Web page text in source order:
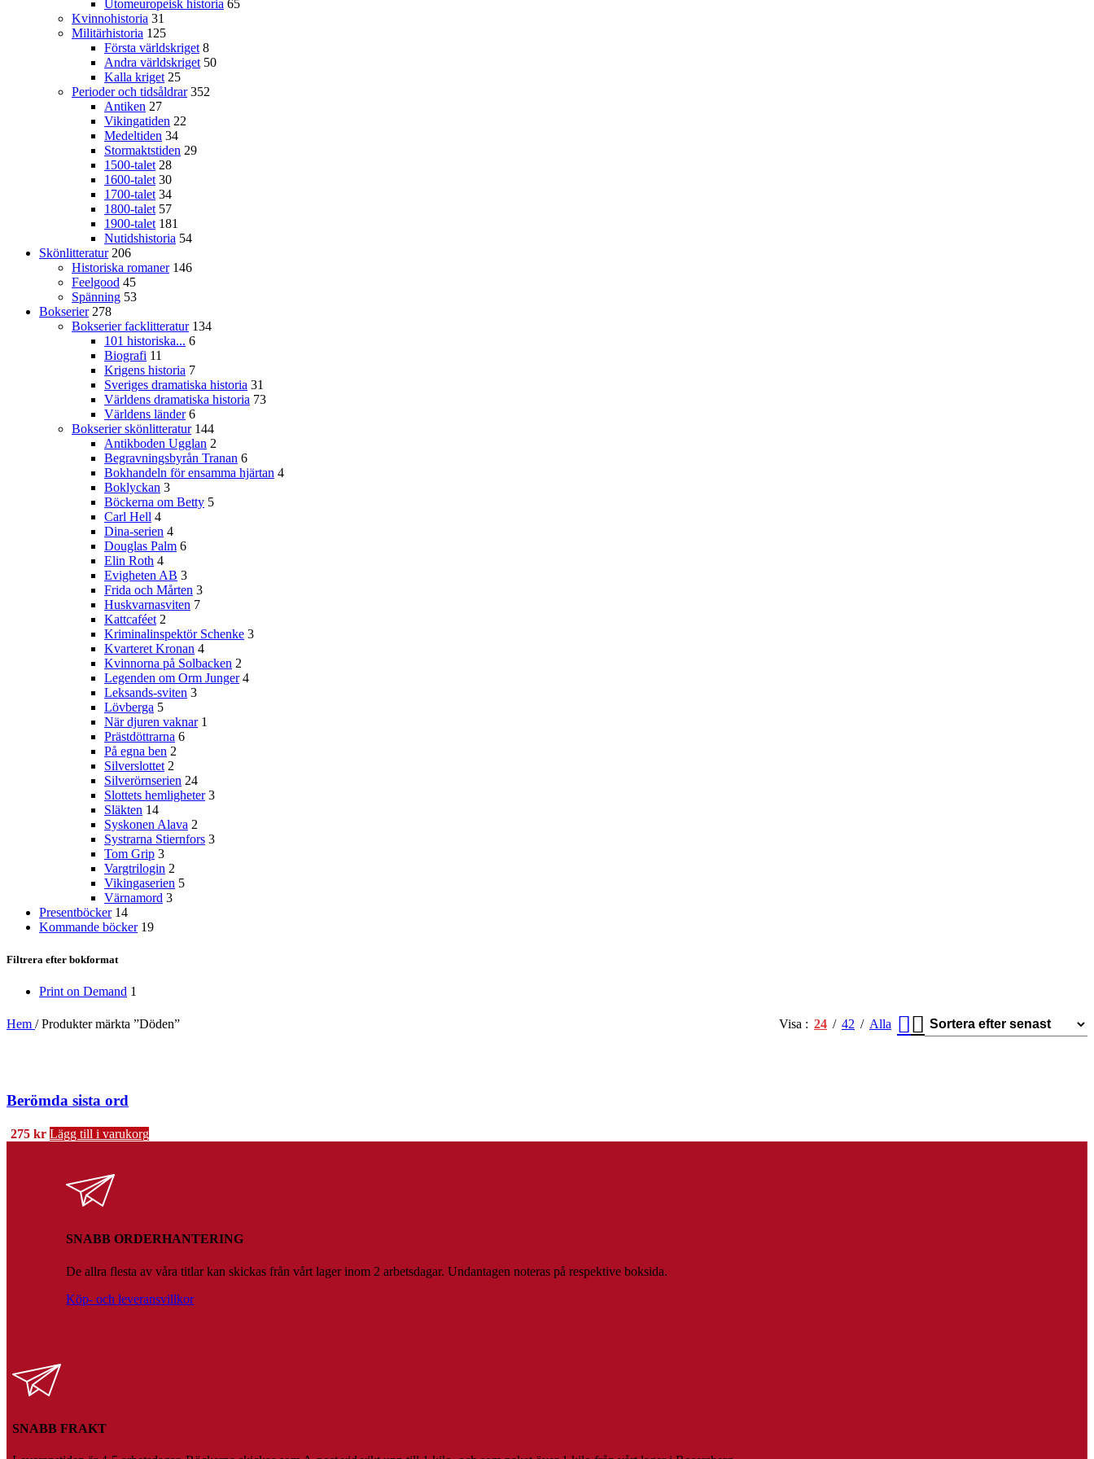
Utomeuropeisk historia 65
Kvinnohistoria 31
Militärhistoria 125
Första världskriget 8
Andra världskriget 50
Kalla kriget 25
Perioder och tidsåldrar 352
Antiken 27
Vikingatiden 22
Medeltiden 34
Stormaktstiden 29
1500-talet 28
1600-talet 30
1700-talet 34
1800-talet 57
1900-talet 181
Nutidshistoria 54
Skönlitteratur 206
Historiska romaner 146
Feelgood 45
Spänning 53
Bokserier 278
Bokserier facklitteratur 134
101 historiska... 6
Biografi 11
Krigens historia 7
Sveriges dramatiska historia 31
Världens dramatiska historia 73
Världens länder 6
Bokserier skönlitteratur 144
Antikboden Ugglan 2
Begravningsbyrån Tranan 6
Bokhandeln för ensamma hjärtan 4
Boklyckan 3
Böckerna om Betty 5
Carl Hell 4
Dina-serien 4
Douglas Palm 6
Elin Roth 4
Evigheten AB 3
Frida och Mårten 3
Huskvarnasviten 7
Kattcaféet 2
Kriminalinspektör Schenke 3
Kvarteret Kronan 4
Kvinnorna på Solbacken 2
Legenden om Orm Junger 4
Leksands-sviten 3
Lövberga 5
När djuren vaknar 1
Prästdöttrarna 6
På egna ben 2
Silverslottet 2
Silverörnserien 24
Slottets hemligheter 3
Släkten 14
Syskonen Alava 2
Systrarna Stiernfors 3
Tom Grip 3
Vargtrilogin 2
Vikingaserien 5
Värnamord 3
Presentböcker 14
Kommande böcker 19
Filtrera efter bokformat
Print on Demand 1
Hem / Produkter märkta ”Döden” Visa 24 42 Alla
Berömda sista ord
275 kr Lägg till i varukorg
SNABB ORDERHANTERING
De allra flesta av våra titlar kan skickas från vårt lager inom 2 arbetsdagar. Undantagen noteras på respektive boksida.
Köp- och leveransvillkor
SNABB FRAKT